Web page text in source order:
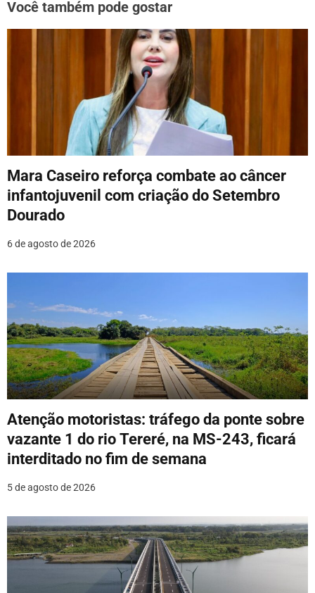
ç
o
s
Você também pode gostar
Mara Caseiro reforça combate ao câncer
infantojuvenil com criação do Setembro
Dourado
6 de agosto de 2026
Atenção motoristas: tráfego da ponte sobre
vazante 1 do rio Tereré, na MS-243, ficará
interditado no fim de semana
5 de agosto de 2026